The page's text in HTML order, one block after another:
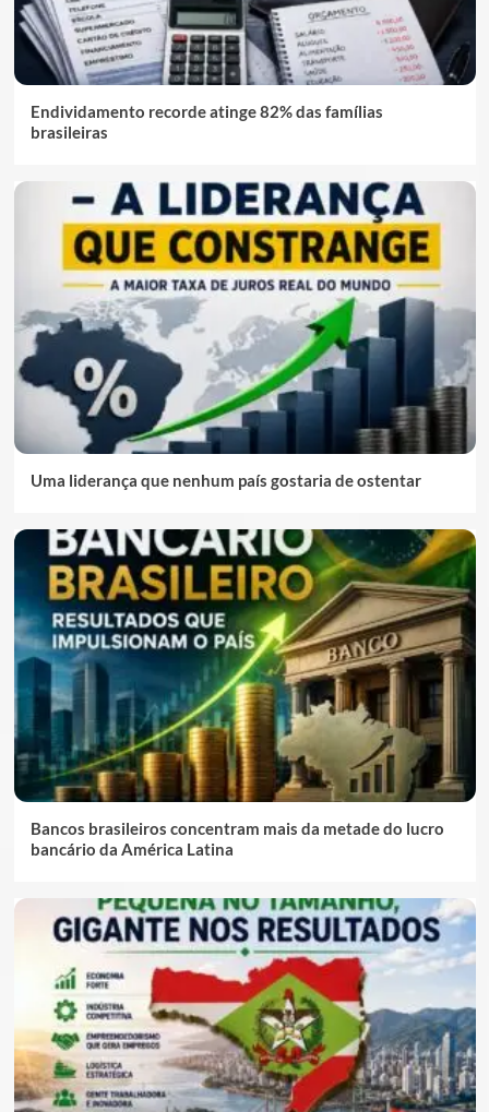
Endividamento recorde atinge 82% das famílias
brasileiras
Uma liderança que nenhum país gostaria de ostentar
Bancos brasileiros concentram mais da metade do lucro
bancário da América Latina